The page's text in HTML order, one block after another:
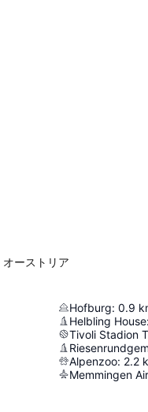
ーストリア
Hofburg: 0.9
Helbling House:
Tivoli Stadion
Alpenzoo: 2.2
Memmingen